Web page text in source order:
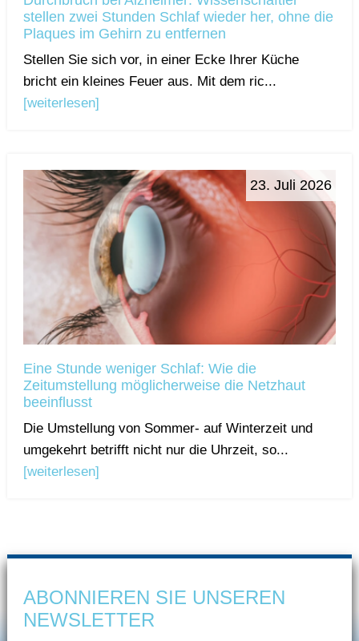
stellen zwei Stunden Schlaf wieder her, ohne die
Plaques im Gehirn zu entfernen
Stellen Sie sich vor, in einer Ecke Ihrer Küche
bricht ein kleines Feuer aus. Mit dem ric...
[weiterlesen]
23. Juli 2026
Eine Stunde weniger Schlaf: Wie die
Zeitumstellung möglicherweise die Netzhaut
beeinflusst
Die Umstellung von Sommer- auf Winterzeit und
umgekehrt betrifft nicht nur die Uhrzeit, so...
[weiterlesen]
ABONNIEREN SIE UNSEREN
NEWSLETTER